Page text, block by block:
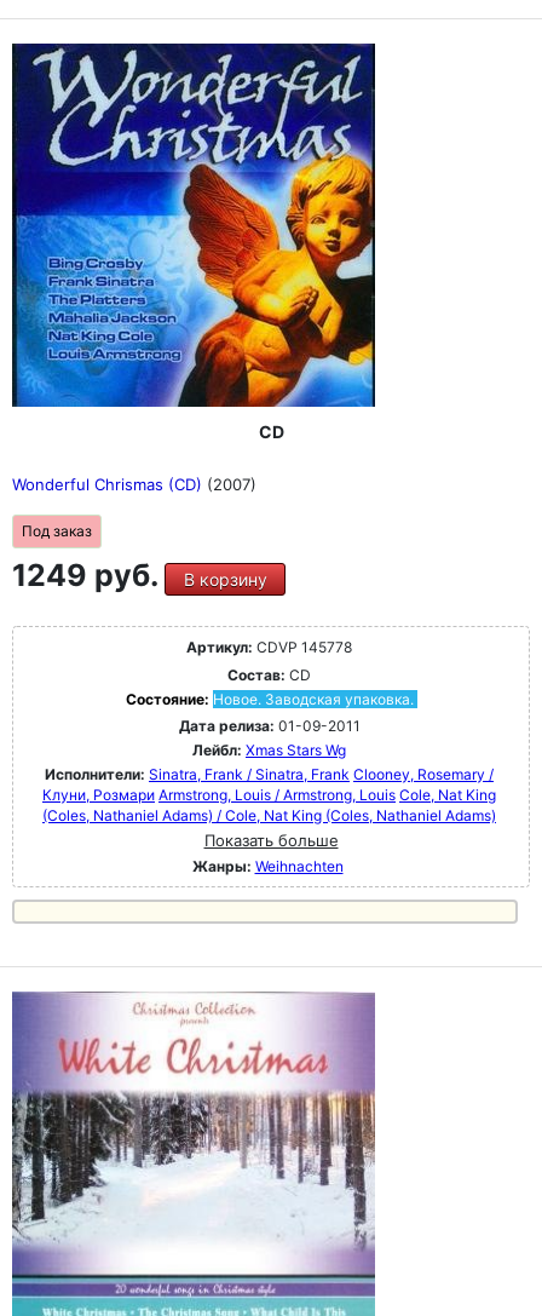
CD
Wonderful Chrismas (CD) (2007)
Под заказ
1249 руб. В корзину
Артикул: CDVP 145778
Состав: CD
Состояние: Новое. Заводская упаковка.
Дата релиза: 01-09-2011
Лейбл: Xmas Stars Wg
Исполнители: Sinatra, Frank / Sinatra, Frank Clooney, Rosemary /
Клуни, Розмари Armstrong, Louis / Armstrong, Louis Cole, Nat King
(Coles, Nathaniel Adams) / Cole, Nat King (Coles, Nathaniel Adams)
Показать больше
Жанры: Weihnachten